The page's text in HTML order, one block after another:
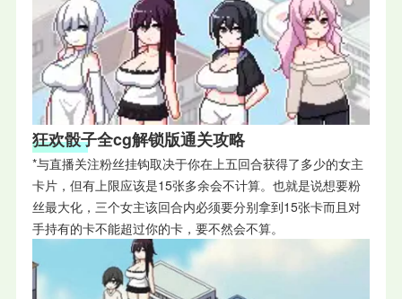
狂欢骰子全cg解锁版通关攻略
*与直播关注粉丝挂钩取决于你在上五回合获得了多少的女主
卡片，但有上限应该是15张多余会不计算。也就是说想要粉
丝最大化，三个女主该回合内必须要分别拿到15张卡而且对
手持有的卡不能超过你的卡，要不然会不算。